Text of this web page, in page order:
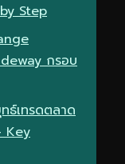
Step
กรอบ
ธ์เทรดตลาด
Key